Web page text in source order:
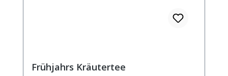
Frühjahrs Kräutertee